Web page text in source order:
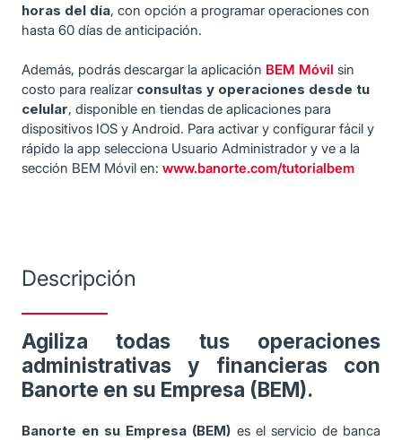
horas del día, con opción a programar operaciones con
hasta 60 días de anticipación.
Además, podrás descargar la aplicación BEM Móvil sin
costo para realizar consultas y operaciones desde tu
celular, disponible en tiendas de aplicaciones para
dispositivos IOS y Android. Para activar y configurar fácil y
rápido la app selecciona Usuario Administrador y ve a la
sección BEM Móvil en: www.banorte.com/tutorialbem
Descripción
Agiliza todas tus operaciones
administrativas y financieras con
Banorte en su Empresa (BEM).
Banorte en su Empresa (BEM) es el servicio de banca